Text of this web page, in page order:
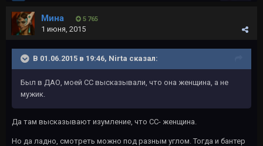
Мина 5 765
1 июня, 2015
В 01.06.2015 в 19:46, Nirta сказал:
Был в ДАО, моей СС высказывали, что она женщина, а не
мужик.
Да там высказывают изумление, что СС- женщина.
Но да ладно, смотреть можно под разным углом. Тогда и бантер